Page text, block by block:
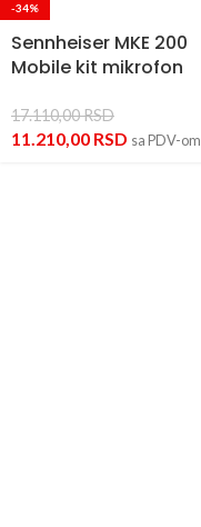
-34%
Sennheiser MKE 200
Mobile kit mikrofon
17.110,00RSD
11.210,00 RSD sa PDV-om